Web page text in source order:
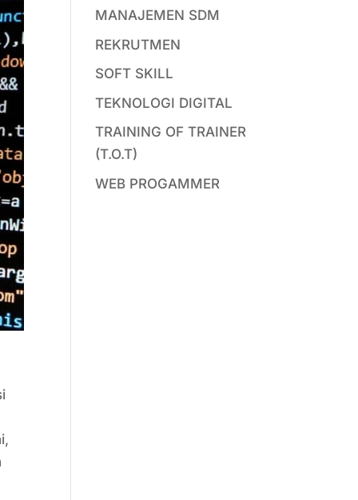
MANAJEMEN SDM
REKRUTMEN
SOFT SKILL
TEKNOLOGI DIGITAL
TRAINING OF TRAINER
(T.O.T)
WEB PROGAMMER